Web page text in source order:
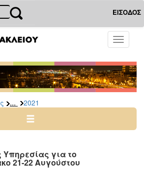
ΕΙΣΟΔΟΣ
Toggle
... 2021
για το
21-22 Αυγούστου